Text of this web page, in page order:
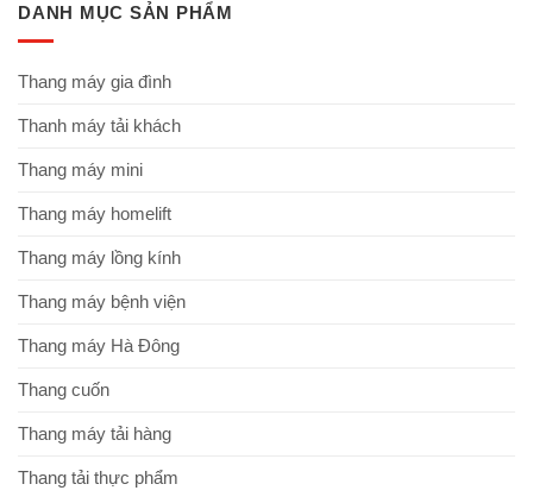
DANH MỤC SẢN PHẨM
Thang máy gia đình
Thanh máy tải khách
Thang máy mini
Thang máy homelift
Thang máy lồng kính
Thang máy bệnh viện
Thang máy Hà Đông
Thang cuốn
Thang máy tải hàng
Thang tải thực phẩm